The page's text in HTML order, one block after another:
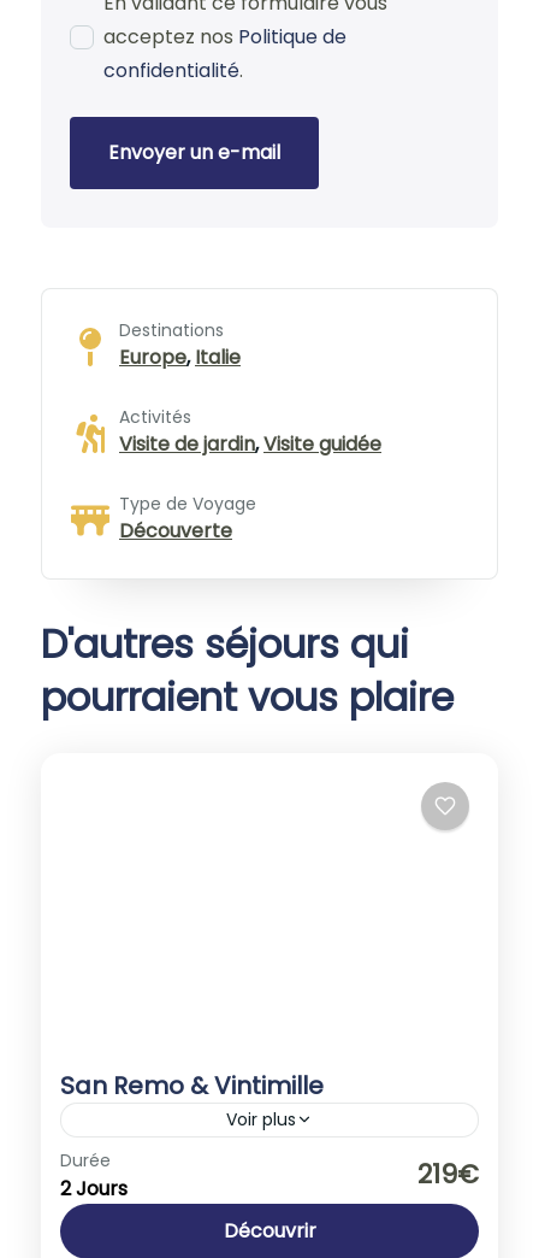
acceptez nos Politique de
confidentialité.
Envoyer un e-mail
Destinations
Europe,Italie
Activités
Visite de jardin,Visite guidée
Type de Voyage
Découverte
D'autres séjours qui
pourraient vous plaire
San Remo & Vintimille
Voir plus
Europe
1-40 People
Durée
2 Jours 219€
Découvrir